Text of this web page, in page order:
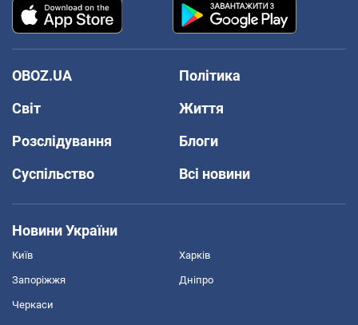
OBOZ.UA
Політика
Світ
Життя
Розслідування
Блоги
Суспільство
Всі новини
Новини України
Київ Харків
Запоріжжя Дніпро
Черкаси